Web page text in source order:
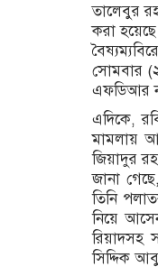
তালেবুর
করা
সোমবার
এফডিআর
এদিকে,
মামলায়
জিয়াদুর
জানা
তিনি
নিয়ে
রিয়াদসহ
সিদ্দিক